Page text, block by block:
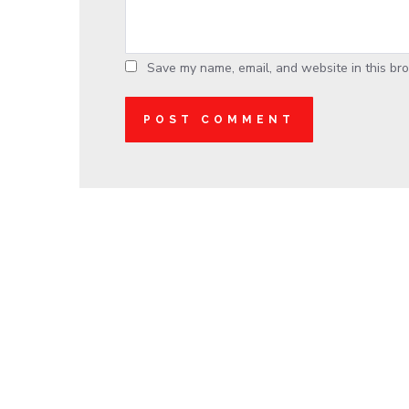
Save my name, email, and website in this